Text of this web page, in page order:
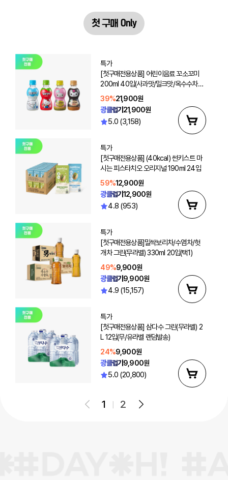
첫 구매 Only
특가
[첫구매전용상품] 어린이음료 꼬소꼬미
200ml 40입(사과맛/밀크맛/옥수수차/
보리차 선택2)
39%21,900원
광클럽가21,900원
5.0 (3,158)
특가
[첫구매전용상품] (40kcal) 썬키스트 마
시는 피스타치오 오리지널 190ml 24입
59%12,900원
광클럽가12,900원
4.8 (953)
특가
[첫구매전용상품]밀싹보리차/수염차/헛
개차 그린(무라벨) 330ml 20입(택1)
49%9,900원
광클럽가9,900원
4.9 (15,157)
특가
[첫구매전용상품] 삼다수 그린(무라벨) 2
L 12입(무/유라벨 랜덤발송)
24%9,900원
광클럽가9,900원
5.0 (20,800)
1 2